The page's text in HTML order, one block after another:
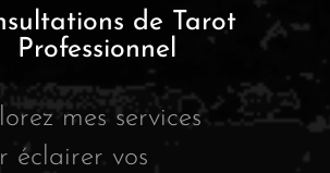
de Tarot
Professionnel
mes services
éclairer vos